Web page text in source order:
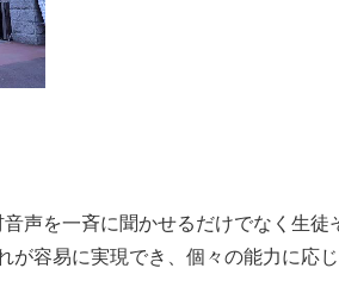
声を一斉に聞かせるだけでなく生徒
が容易に実現でき、個々の能力に応